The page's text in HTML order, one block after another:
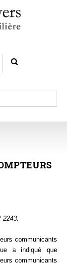
2243.
communicants
a indiqué que
communicants